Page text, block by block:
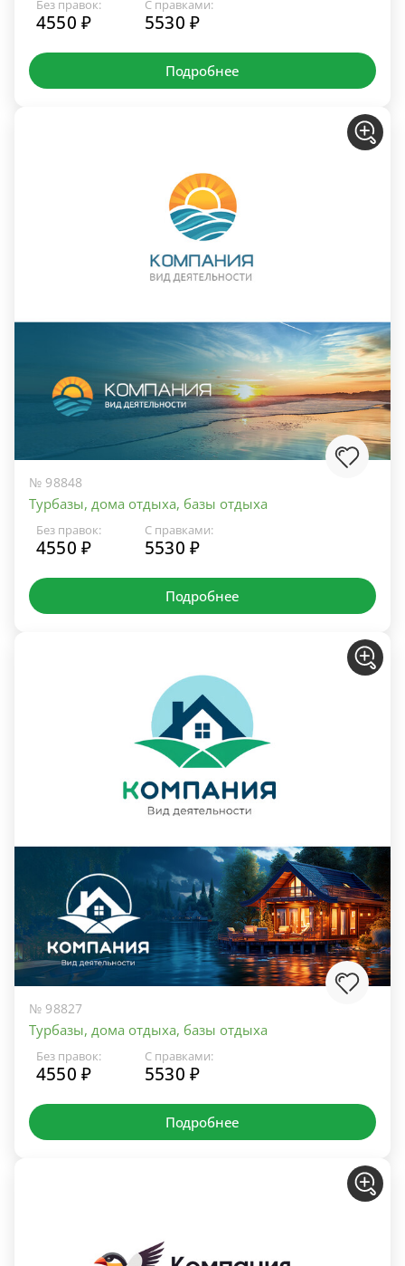
Без правок:
4550 ₽
С правками:
5530 ₽
Подробнее
№ 98848
Турбазы, дома отдыха, базы отдыха
Без правок:
4550 ₽
С правками:
5530 ₽
Подробнее
№ 98827
Турбазы, дома отдыха, базы отдыха
Без правок:
4550 ₽
С правками:
5530 ₽
Подробнее